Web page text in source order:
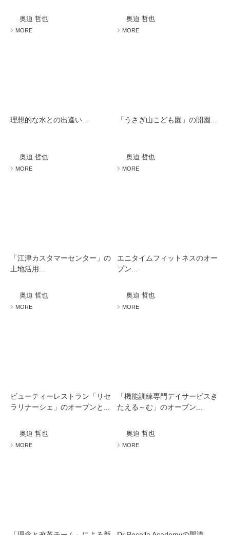
奥迫 哲也
MORE
奥迫 哲也
MORE
理想的な水との出逢い...
奥迫 哲也
MORE
「うさぎ山こども園」の開園...
奥迫 哲也
MORE
「江津カスタマーセンター」の
土地活用...
奥迫 哲也
MORE
エニタイムフィットネスのオー
プン...
奥迫 哲也
MORE
ビューティーレストラン「リセ
ラリナーシェ」のオープンと...
奥迫 哲也
MORE
「機能訓練専門デイサービスき
たえる～む」のオープン...
奥迫 哲也
MORE